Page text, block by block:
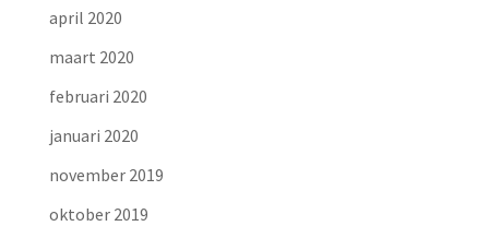
april 2020
maart 2020
februari 2020
januari 2020
november 2019
oktober 2019